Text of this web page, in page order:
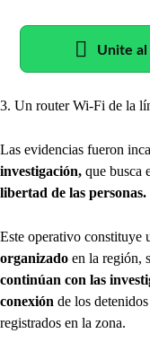
Unite al
3. Un router Wi-Fi de la
Las evidencias fueron
investigación, que busca
libertad de las personas.
Este operativo constituye
organizado en la región,
continúan con las
conexión de los
registrados en la zona.